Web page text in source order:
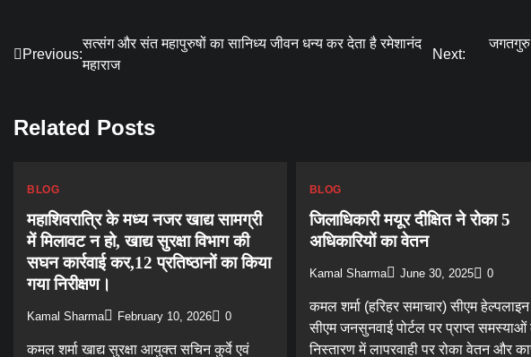
Post
Previous:
सत्संग और संत महापुरुषों का सानिध्य जीवन धन्य कर देता है रमेशानंद
महाराज
Next:
जगतगुरु
Related Posts
BLOG
महाशिवरात्रि के मध्य नजर खाद्य सामग्री
में मिलावट न हो, खाद्य सुरक्षा विभाग की
सघन कार्रवाई कर,12 प्रतिष्ठानों का किया
गया निरीक्षण।
Kamal Sharma February 10, 2026 0
कमल शर्मा खाद्य सुरक्षा आयुक्त सचिन कुर्वे एवं
BLOG
जिलाधिकारी मयूर दीक्षित ने रोका 5
अधिकारियों का वेतन
Kamal Sharma June 30, 2025 0
कमल शर्मा (हरिहर समाचार) सीएम
सीएम जनसुनवाई पोर्टल पर प्राप्त
निस्तारण में लापरवाही पर रोका वेतन और